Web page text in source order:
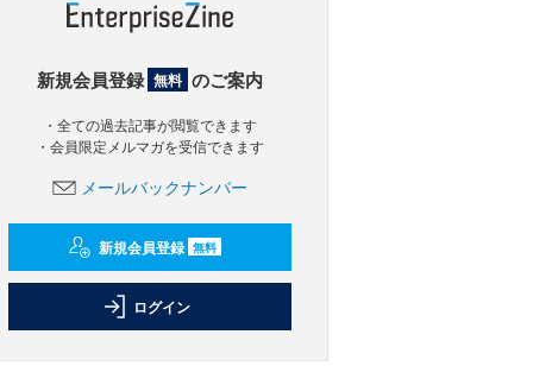
新規会員登録 無料 のご案内
・全ての過去記事が閲覧できます
・会員限定メルマガを受信できます
メールバックナンバー
新規会員登録 無料
ログイン